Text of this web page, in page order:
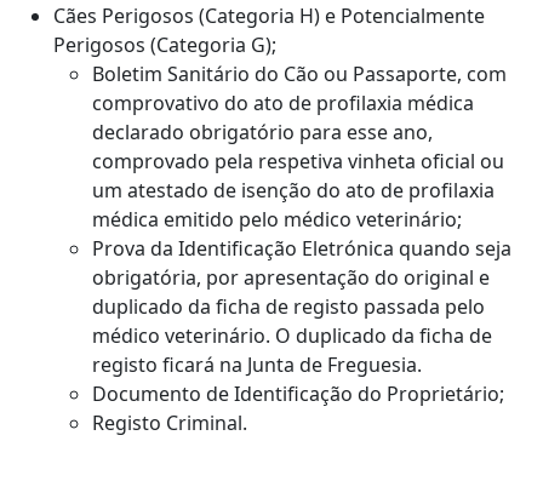
Cães Perigosos (Categoria H) e Potencialmente
Perigosos (Categoria G);
Boletim Sanitário do Cão ou Passaporte, com
comprovativo do ato de profilaxia médica
declarado obrigatório para esse ano,
comprovado pela respetiva vinheta oficial ou
um atestado de isenção do ato de profilaxia
médica emitido pelo médico veterinário;
Prova da Identificação Eletrónica quando seja
obrigatória, por apresentação do original e
duplicado da ficha de registo passada pelo
médico veterinário. O duplicado da ficha de
registo ficará na Junta de Freguesia.
Documento de Identificação do Proprietário;
Registo Criminal.